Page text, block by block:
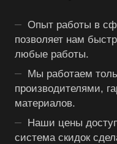
Опыт работы в
позволяет нам
любые работы.
Мы работаем
производителями,
материалов.
Наши цены
система скидок